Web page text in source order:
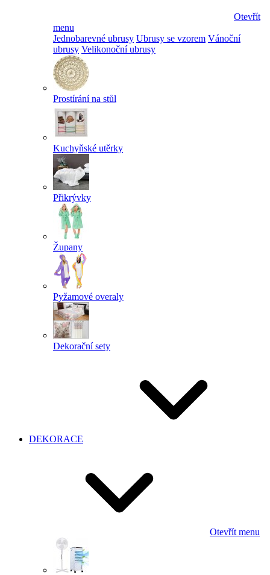
Otevřít
menu
Jednobarevné ubrusy Ubrusy se vzorem Vánoční
ubrusy Velikonoční ubrusy
Prostírání na stůl
Kuchyňské utěrky
Přikrývky
Župany
Pyžamové overaly
Dekorační sety
DEKORACE
Otevřít menu